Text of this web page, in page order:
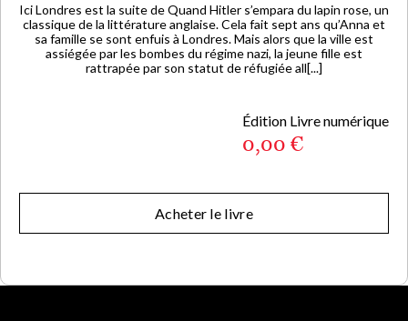
Ici Londres est la suite de Quand Hitler s’empara du lapin rose, un
classique de la littérature anglaise. Cela fait sept ans qu’Anna et
sa famille se sont enfuis à Londres. Mais alors que la ville est
assiégée par les bombes du régime nazi, la jeune fille est
rattrapée par son statut de réfugiée all[...]
Édition Livre numérique
0,00 €
Acheter le livre